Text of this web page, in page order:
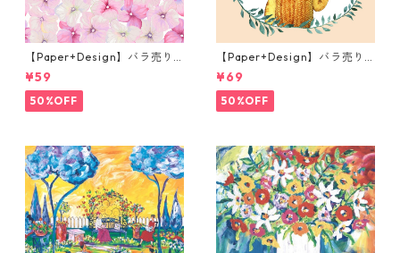
【Paper+Design】バラ売り2
枚 カクテルサイズ ペーパーナ
プキン Small blossoms ピン
ク
¥59
50%OFF
【Paper+Design】バラ売り2
枚 ランチサイズ ペーパーナプ
キン Fox Balloons クリーム
¥69
50%OFF